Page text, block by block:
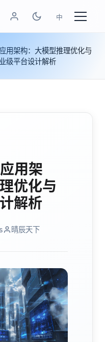
中
用架构：大模型推理优化与
级平台设计解析
用架
优化与
解析
晴辰天下